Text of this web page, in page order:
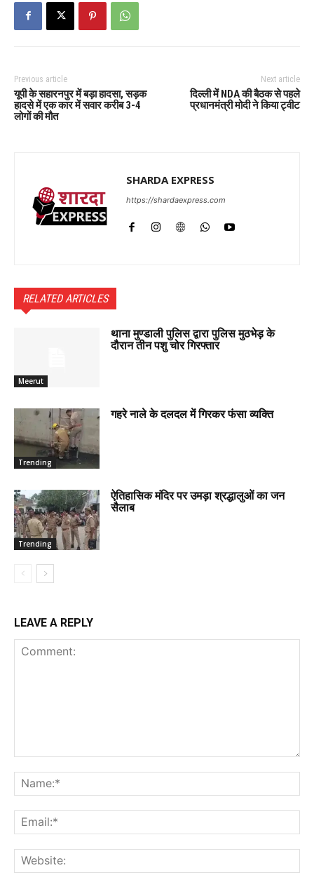
Previous article
यूपी के सहारनपुर में बड़ा हादसा, सड़क
हादसे में एक कार में सवार करीब 3-4
लोगों की मौत
Next article
दिल्ली में NDA की बैठक से पहले
प्रधानमंत्री मोदी ने किया ट्वीट
SHARDA EXPRESS
https://shardaexpress.com
RELATED ARTICLES
Meerut
थाना मुण्डाली पुलिस द्वारा पुलिस मुठभेड़ के
दौरान तीन पशु चोर गिरफ्तार
Trending
गहरे नाले के दलदल में गिरकर फंसा व्यक्ति
Trending
ऐतिहासिक मंदिर पर उमड़ा श्रद्धालुओं का जन
सैलाब
LEAVE A REPLY